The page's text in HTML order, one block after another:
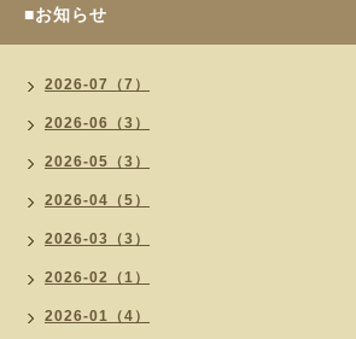
■お知らせ
2026-07（7）
2026-06（3）
2026-05（3）
2026-04（5）
2026-03（3）
2026-02（1）
2026-01（4）